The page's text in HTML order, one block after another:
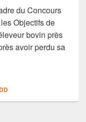
du Concours
Objectifs de
bovin près
avoir perdu sa